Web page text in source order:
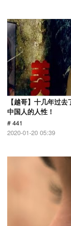
【越哥】十几年过
中国人的人性！
# 441
2020-01-20 05:39